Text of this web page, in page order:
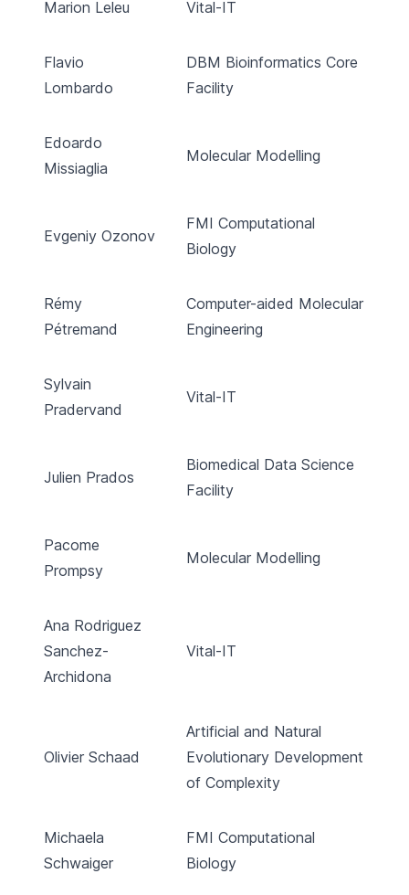
Marion Leleu Vital-IT
Flavio
Lombardo
DBM Bioinformatics Core
Facility
Edoardo
Missiaglia
Molecular Modelling
Evgeniy Ozonov
FMI Computational
Biology
Rémy
Pétremand
Computer-aided Molecular
Engineering
Sylvain
Pradervand
Vital-IT
Julien Prados
Biomedical Data Science
Facility
Pacome
Prompsy
Molecular Modelling
Ana Rodriguez
Sanchez-
Archidona
Vital-IT
Olivier Schaad
Artificial and Natural
Evolutionary Development
of Complexity
Michaela
Schwaiger
FMI Computational
Biology